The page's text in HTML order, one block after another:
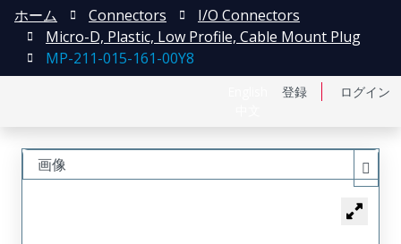
登録 ログイン
ホーム Connectors
I/O Connectors
Micro-D, Plastic, Low Profile, Cable Mount Plug
MP-211-015-161-00Y8
画像